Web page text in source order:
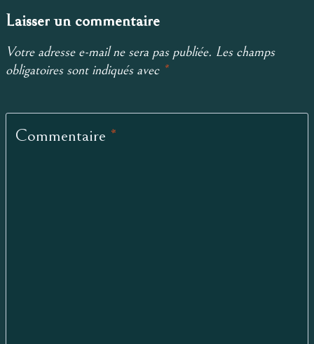
Laisser un commentaire
Votre adresse e-mail ne sera pas publiée. Les champs
obligatoires sont indiqués avec *
Commentaire *